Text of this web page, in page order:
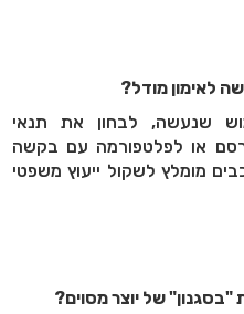
לאימון מודל?
שנעשה, לבחון את תנאי
או לפלטפורמה עם בקשה
מומלץ לשקול ייעוץ משפטי
של יוצר מסוים?